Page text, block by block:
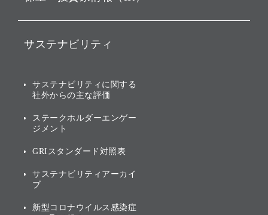
バリュー
ソフトバンクグループの歩
[AI] What dreams are made
その他
グループ企業一覧
IRカレンダー
業績・財務
アニュアルレポート
株主・投資家情報（IR）に
サステナビリティ
トップメッセージ
サステナビリティの考え方
ガバナンス
投資先のサステナビリティ
サステナビリティに関する
社外からの主な評価
ステークホルダーエンゲー
ジメント
GRIスタンダード対照表
サステナビリティアーカイ
ブ
新型コロナウイルス感染症